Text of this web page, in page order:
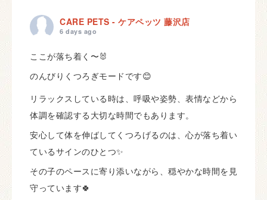
CARE PETS - ケアペッツ 藤沢店
6 days ago
ここが落ち着く〜🐰
のんびりくつろぎモードです😊
リラックスしている時は、呼吸や姿勢、表情などから
体調を確認する大切な時間でもあります。
安心して体を伸ばしてくつろげるのは、心が落ち着い
ているサインのひとつ✨
その子のペースに寄り添いながら、穏やかな時間を見
守っています🍀